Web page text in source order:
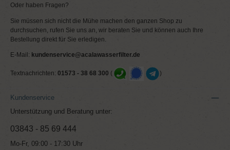
Oder haben Fragen?
Sie müssen sich nicht die Mühe machen den ganzen Shop zu
durchsuchen, rufen Sie uns an, wir beraten Sie und können auch Ihre
Bestellung direkt für Sie erledigen.
E-Mail: kundenservice@acalawasserfilter.de
Textnachrichten: 01573 - 38 68 300 ( )
Kundenservice
Unterstützung und Beratung unter:
03843 - 85 69 444
Mo-Fr, 09:00 - 17:30 Uhr